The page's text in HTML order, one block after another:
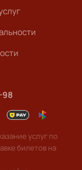
98
услуг по
билетов на